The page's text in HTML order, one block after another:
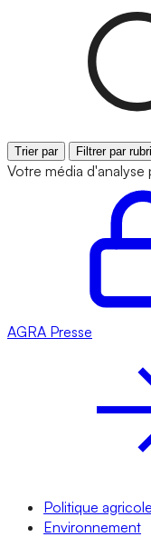
Trier par Filtrer par
Votre média
AGRA Presse
Politique agricole
Environnement